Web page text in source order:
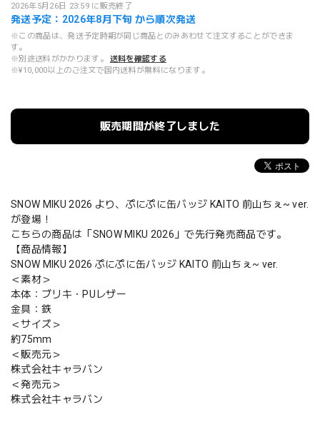
2026年5月26日 23:59 に販売終了
発送予定：2026年8月下旬 から順次発送
※この商品は、発送予定時期が同じ商品とのみあわせて注文することができま
す。
※別途送料がかかります。
送料を確認する
※¥10,000以上のご注文で国内送料が無料になります。
販売期間が終了しました
SNOW MIKU 2026 より、ぷにぷに缶バッジ KAITO 前山ちぇ~ ver.
が登場！
こちらの商品は「SNOW MIKU 2026」で先行発売商品です。
【商品情報】
SNOW MIKU 2026 ぷにぷに缶バッジ KAITO 前山ちぇ~ ver.
＜素材＞
本体：ブリキ・PUレザー
金具：鉄
＜サイズ＞
約75mm
＜販売元＞
株式会社キャラバン
＜発売元＞
株式会社キャラバン